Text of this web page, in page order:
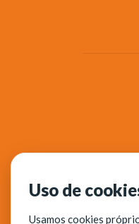
Uso de
Usamos cookies